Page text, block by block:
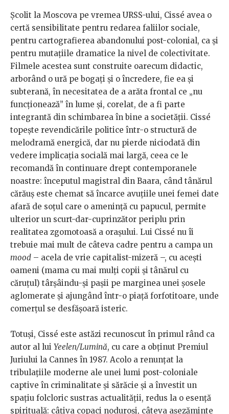
Școlit la Moscova pe vremea URSS-ului, Cissé avea o
certă sensibilitate pentru redarea faliilor sociale,
pentru cartografierea abandonului post-colonial, ca și
pentru mutațiile dramatice la nivel de colectivitate.
Filmele acestea sunt construite oarecum didactic,
arborând o ură pe bogați și o încredere, fie ea și
subterană, în necesitatea de a arăta frontal ce „nu
funcționează” în lume și, corelat, de a fi parte
integrantă din schimbarea în bine a societății. Cissé
topește revendicările politice într-o structură de
melodramă energică, dar nu pierde niciodată din
vedere implicația socială mai largă, ceea ce le
recomandă în continuare drept contemporanele
noastre: începutul magistral din Baara, când tânărul
cărăuș este chemat să încarce avuțiile unei femei date
afară de soțul care o amenință cu papucul, permite
ulterior un scurt-dar-cuprinzător periplu prin
realitatea zgomotoasă a orașului. Lui Cissé nu îi
trebuie mai mult de câteva cadre pentru a campa un
mood – acela de vrie capitalist-mizeră –, cu acești
oameni (mama cu mai mulți copii și tânărul cu
căruțul) târșâindu-și pașii pe marginea unei șosele
aglomerate și ajungând într-o piață forfotitoare, unde
comerțul se desfășoară isteric.
Totuși, Cissé este astăzi recunoscut în primul rând ca
autor al lui Yeelen/Lumină, cu care a obținut Premiul
Juriului la Cannes în 1987. Acolo a renunțat la
tribulațiile moderne ale unei lumi post-coloniale
captive în criminalitate și sărăcie și a învestit un
spațiu folcloric sustras actualității, redus la o esență
spirituală: câțiva copaci noduroși, câteva așezăminte